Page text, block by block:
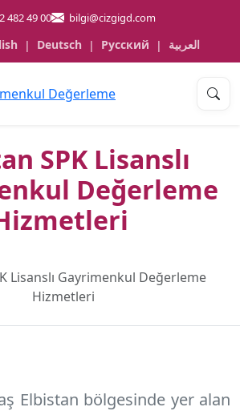
482 49 00 bilgi@cizgigd.com
| Deutsch | Русский | العربية
SPK Lisanslı
Değerleme
Lisanslı Gayrimenkul Değerleme
Hizmetleri
Elbistan bölgesinde yer alan